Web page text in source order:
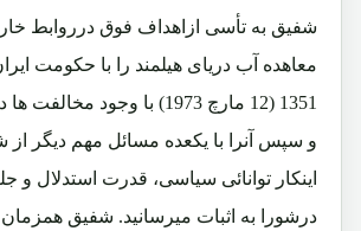
شفیق به تأسی ازاهداف فوق درروابط
1351 (12 مارچ 1973) با وجود
و سپس آنرا با یکعده مسائل مهم دیگر از
اینکار توانائی سیاسی، قدرت استدلال و
درشورا به اثبات میرسانید. شفیق